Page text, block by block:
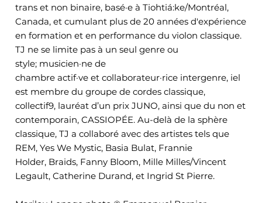
trans et non binaire, basé·e à Tiohtiá:ke/Montréal,
Canada, et cumulant plus de 20 années d'expérience
en formation et en performance du violon classique.
TJ ne se limite pas à un seul genre ou
style; musicien·ne de
chambre actif·ve et collaborateur·rice intergenre, iel
est membre du groupe de cordes classique,
collectif9, lauréat d’un prix JUNO, ainsi que du non et
contemporain, CASSIOPÉE. Au-delà de la sphère
classique, TJ a collaboré avec des artistes tels que
REM, Yes We Mystic, Basia Bulat, Frannie
Holder, Braids, Fanny Bloom, Mille Milles/Vincent
Legault, Catherine Durand, et Ingrid St Pierre.